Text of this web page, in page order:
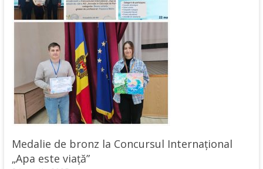
Medalie de bronz la Concursul Internațional
„Apa este viață”